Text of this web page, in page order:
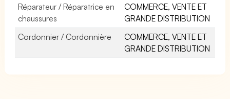
Réparateur / Réparatrice en
chaussures
COMMERCE, VENTE ET
GRANDE DISTRIBUTION
Cordonnier / Cordonnière
COMMERCE, VENTE ET
GRANDE DISTRIBUTION